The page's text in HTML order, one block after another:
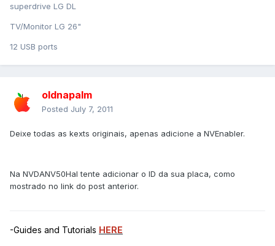
superdrive LG DL
TV/Monitor LG 26"
12 USB ports
oldnapalm
Posted July 7, 2011
Deixe todas as kexts originais, apenas adicione a NVEnabler.
Na NVDANV50Hal tente adicionar o ID da sua placa, como
mostrado no link do post anterior.
-Guides and Tutorials HERE